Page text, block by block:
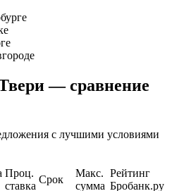
— сравнение
с лучшими условиями
Проц.
ставка
Срок
Макс.
сумма
Рейтинг
Бробанк.ру